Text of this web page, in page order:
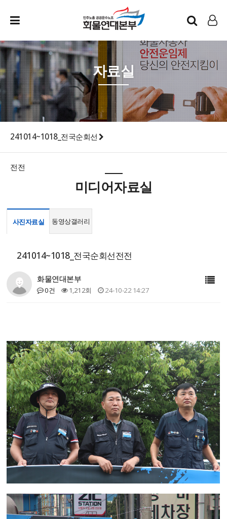
인트라넷
LOG IN
자료실
241014~1018_전국순회선
전전
미디어자료실
사진자료실 동영상갤러리
241014~1018_전국순회선전전
화물연대본부
0건 1,212회 24-10-22 14:27